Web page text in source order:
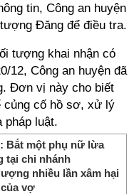
tin, Công an huyện
Đăng để điều tra.
tượng khai nhận có
12, Công an huyện đã
Đơn vị này cho biết
củng cố hồ sơ, xử lý
pháp luật.
Bắt một phụ nữ lừa
tại chi nhánh
nhiều lần xâm hại
vợ